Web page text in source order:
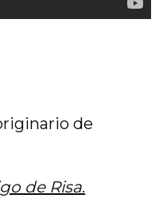
de
de Risa.